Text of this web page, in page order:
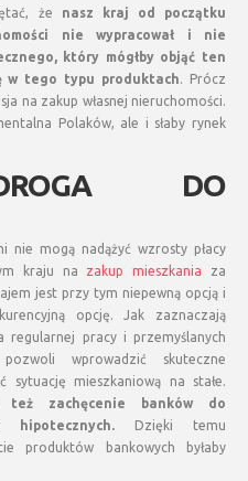
że
nasz kraj od początku
nie wypracował i nie
który mógłby objąć ten
w tego typu produktach. Prócz
na zakup własnej nieruchomości.
Polaków, ale i słaby rynek
DO
nie mogą nadążyć wzrosty płacy
kraju na zakup mieszkania za
jest przy tym niepewną opcją i
opcję. Jak zaznaczają
regularnej pracy i przemyślanych
wprowadzić skuteczne
mieszkaniową na stałe.
też zachęcenie banków do
Dzięki temu
produktów bankowych byłaby